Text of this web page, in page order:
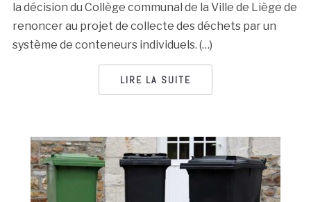
la décision du Collège communal de la Ville de Liège de
renoncer au projet de collecte des déchets par un
système de conteneurs individuels. (…)
LIRE LA SUITE